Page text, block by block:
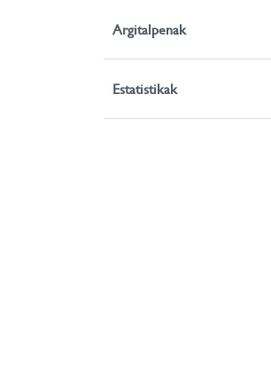
Argitalpenak
Estatistikak